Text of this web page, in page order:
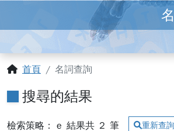
首頁
名詞查詢
搜尋的結果
檢索策略： e 結果共 2 筆 重新查詢